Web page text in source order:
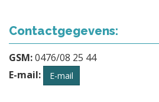
Contactgegevens:
GSM:0476/08 25 44
E-mail:
E-mail